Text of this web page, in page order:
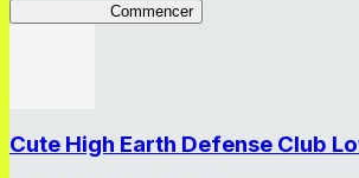
Commencer
Cute High Earth Defense Club